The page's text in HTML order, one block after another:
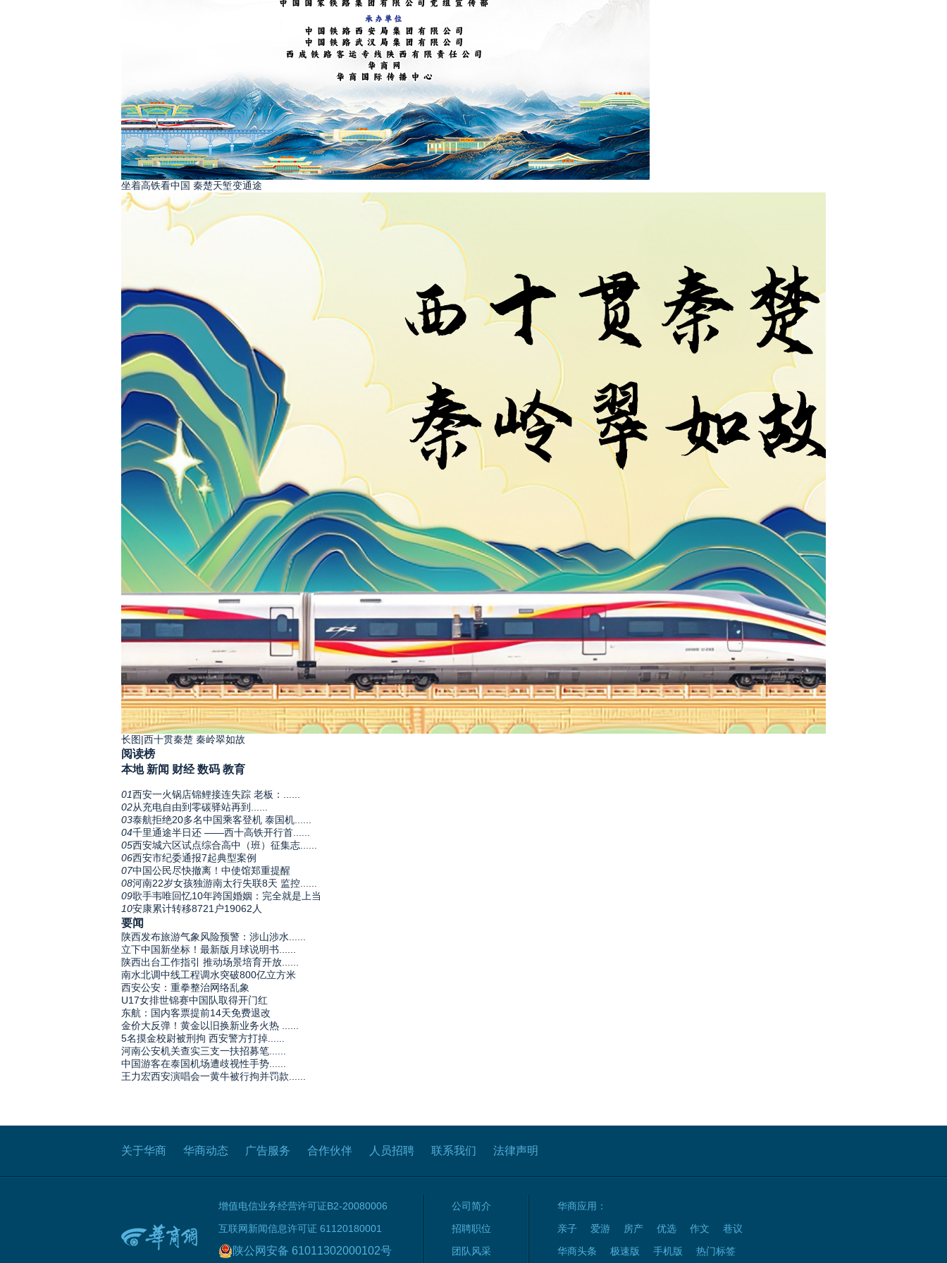
坐着高铁看中国 秦楚天堑变通途
长图|西十贯秦楚 秦岭翠如故
阅读榜
本地 新闻 财经 数码 教育
01西安一火锅店锦鲤接连失踪 老板：......
02从充电自由到零碳驿站再到......
03泰航拒绝20多名中国乘客登机 泰国机......
04千里通途半日还 ——西十高铁开行首......
05西安城六区试点综合高中（班）征集志......
06西安市纪委通报7起典型案例
07中国公民尽快撤离！中使馆郑重提醒
08河南22岁女孩独游南太行失联8天 监控......
09歌手韦唯回忆10年跨国婚姻：完全就是上当
10安康累计转移8721户19062人
要闻
陕西发布旅游气象风险预警：涉山涉水......
立下中国新坐标！最新版月球说明书......
陕西出台工作指引 推动场景培育开放......
南水北调中线工程调水突破800亿立方米
西安公安：重拳整治网络乱象
U17女排世锦赛中国队取得开门红
东航：国内客票提前14天免费退改
金价大反弹！黄金以旧换新业务火热 ......
5名摸金校尉被刑拘 西安警方打掉......
河南公安机关查实三支一扶招募笔......
中国游客在泰国机场遭歧视性手势......
王力宏西安演唱会一黄牛被行拘并罚款......
关于华商 华商动态 广告服务 合作伙伴 人员招聘 联系我们 法律声明
增值电信业务经营许可证B2-20080006
互联网新闻信息许可证 61120180001
陕公网安备 61011302000102号
公司简介
招聘职位
团队风采
华商应用：
亲子
爱游 房产 优选 作文
巷议
华商头条
极速版 手机版 热门标签